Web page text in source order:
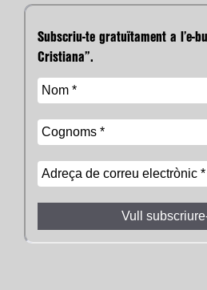
Subscriu-te gratuïtament a l’e-
Cristiana”.